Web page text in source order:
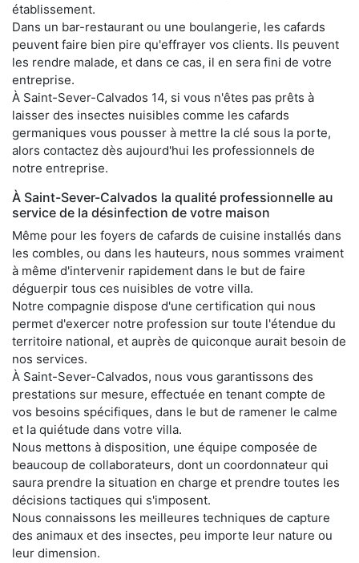
établissement.
Dans un bar-restaurant ou une boulangerie, les cafards
peuvent faire bien pire qu'effrayer vos clients. Ils peuvent
les rendre malade, et dans ce cas, il en sera fini de votre
entreprise.
À Saint-Sever-Calvados 14, si vous n'êtes pas prêts à
laisser des insectes nuisibles comme les cafards
germaniques vous pousser à mettre la clé sous la porte,
alors contactez dès aujourd'hui les professionnels de
notre entreprise.
À Saint-Sever-Calvados la qualité professionnelle au
service de la désinfection de votre maison
Même pour les foyers de cafards de cuisine installés dans
les combles, ou dans les hauteurs, nous sommes vraiment
à même d'intervenir rapidement dans le but de faire
déguerpir tous ces nuisibles de votre villa.
Notre compagnie dispose d'une certification qui nous
permet d'exercer notre profession sur toute l'étendue du
territoire national, et auprès de quiconque aurait besoin de
nos services.
À Saint-Sever-Calvados, nous vous garantissons des
prestations sur mesure, effectuée en tenant compte de
vos besoins spécifiques, dans le but de ramener le calme
et la quiétude dans votre villa.
Nous mettons à disposition, une équipe composée de
beaucoup de collaborateurs, dont un coordonnateur qui
saura prendre la situation en charge et prendre toutes les
décisions tactiques qui s'imposent.
Nous connaissons les meilleures techniques de capture
des animaux et des insectes, peu importe leur nature ou
leur dimension.